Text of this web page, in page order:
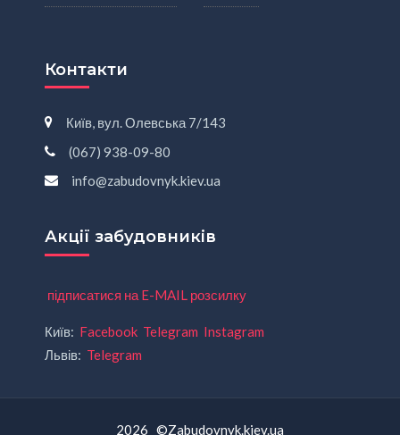
Контакти
Київ, вул. Олевська 7/143
(067) 938-09-80
info@zabudovnyk.kiev.ua
Акції забудовників
підписатися на E-MAIL розсилку
Київ: Facebook Telegram Instagram
Львів: Telegram
2026 ©Zabudovnyk.kiev.ua